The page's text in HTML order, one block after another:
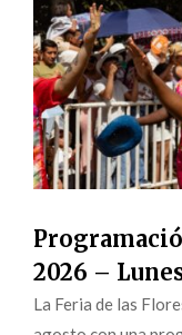
2026 –
La Feria de las